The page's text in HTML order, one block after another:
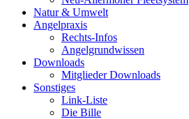
Natur & Umwelt
Angelpraxis
Rechts-Infos
Angelgrundwissen
Downloads
Mitglieder Downloads
Sonstiges
Link-Liste
Die Bille